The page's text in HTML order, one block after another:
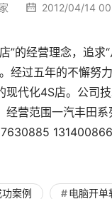
2012/04/14
”的经营理念，追
经过五年的不懈努
代化4S店。公司
营范围一汽丰田系
案例 电脑开单